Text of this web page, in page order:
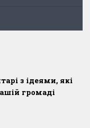
з ідеями, які
громаді